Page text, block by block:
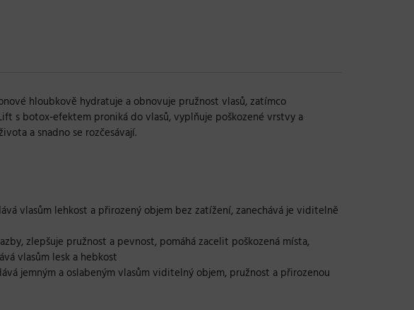
hloubkově hydratuje a obnovuje pružnost vlasů, zatímco
s botox‑efektem proniká do vlasů, vyplňuje poškozené vrstvy a
a snadno se rozčesávají.
vlasům lehkost a přirozený objem bez zatížení, zanechává je viditelně
zlepšuje pružnost a pevnost, pomáhá zacelit poškozená místa,
vlasům lesk a hebkost
jemným a oslabeným vlasům viditelný objem, pružnost a přirozenou